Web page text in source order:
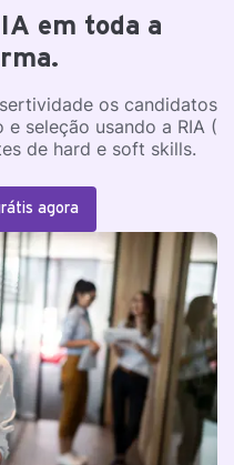
em toda a
os candidatos
seleção usando a RIA (
de hard e soft skills.
agora